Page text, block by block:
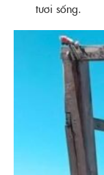
tươi sống.